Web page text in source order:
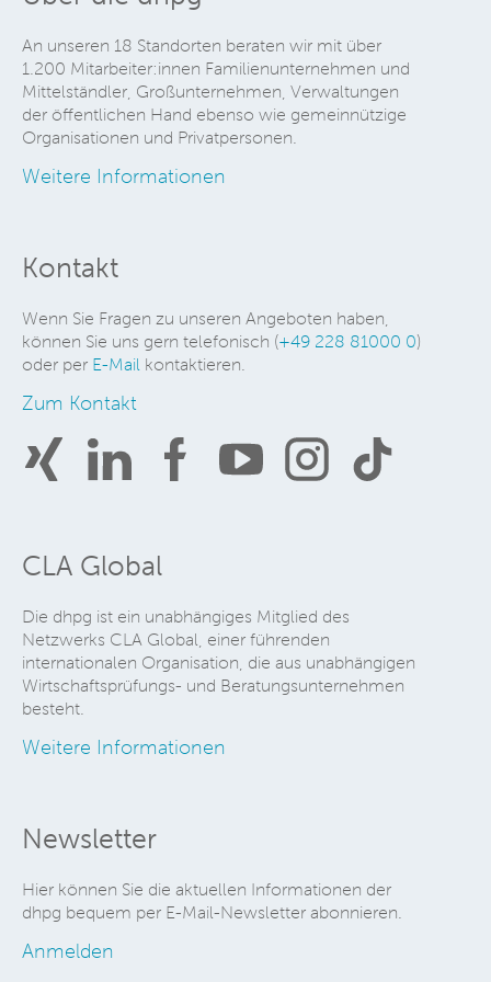
An unseren 18 Standorten beraten wir mit über
1.200 Mitarbeiter:innen Familienunternehmen und
Mittelständler, Großunternehmen, Verwaltungen
der öffentlichen Hand ebenso wie gemeinnützige
Organisationen und Privatpersonen.
Weitere Informationen
Kontakt
Wenn Sie Fragen zu unseren Angeboten haben,
können Sie uns gern telefonisch (+49 228 81000 0)
oder per E-Mail kontaktieren.
Zum Kontakt
CLA Global
Die dhpg ist ein unabhängiges Mitglied des
Netzwerks CLA Global, einer führenden
internationalen Organisation, die aus unabhängigen
Wirtschaftsprüfungs- und Beratungsunternehmen
besteht.
Weitere Informationen
Newsletter
Hier können Sie die aktuellen Informationen der
dhpg bequem per E-Mail-Newsletter abonnieren.
Anmelden